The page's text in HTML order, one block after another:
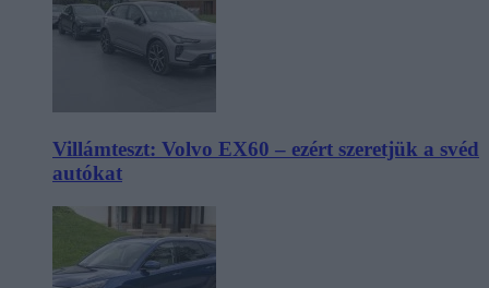
Villámteszt: Volvo EX60 – ezért szeretjük a svéd
autókat